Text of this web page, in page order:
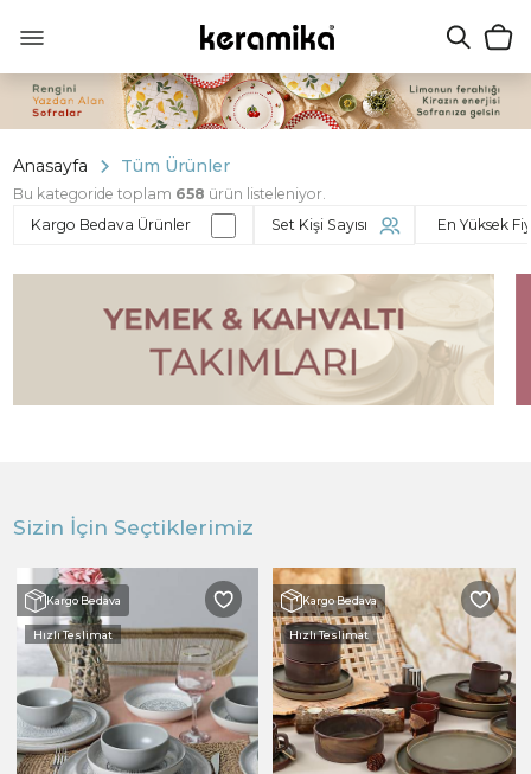
Anasayfa Tüm Ürünler
Bu kategoride toplam 658 ürün listeleniyor.
Kargo Bedava Ürünler
Set Kişi Sayısı
Sizin İçin Seçtiklerimiz
Kargo Bedava
Hızlı Teslimat
Kargo Bedava
Hızlı Teslimat